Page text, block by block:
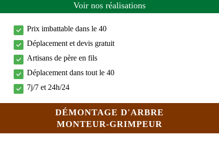
Voir nos réalisations
Prix imbattable dans le 40
Déplacement et devis gratuit
Artisans de père en fils
Déplacement dans tout le 40
7j/7 et 24h/24
DÉMONTAGE D'ARBRE
MONTEUR-GRIMPEUR